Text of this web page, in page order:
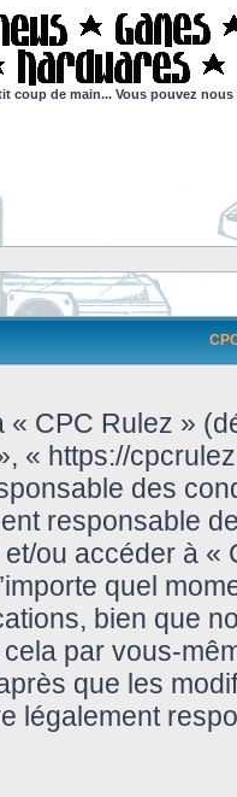
coup de main... Vous pouvez
« CPC Rulez »
« https://
des
responsable
ou accéder à
quel
bien que
par vous-
que les
légalement